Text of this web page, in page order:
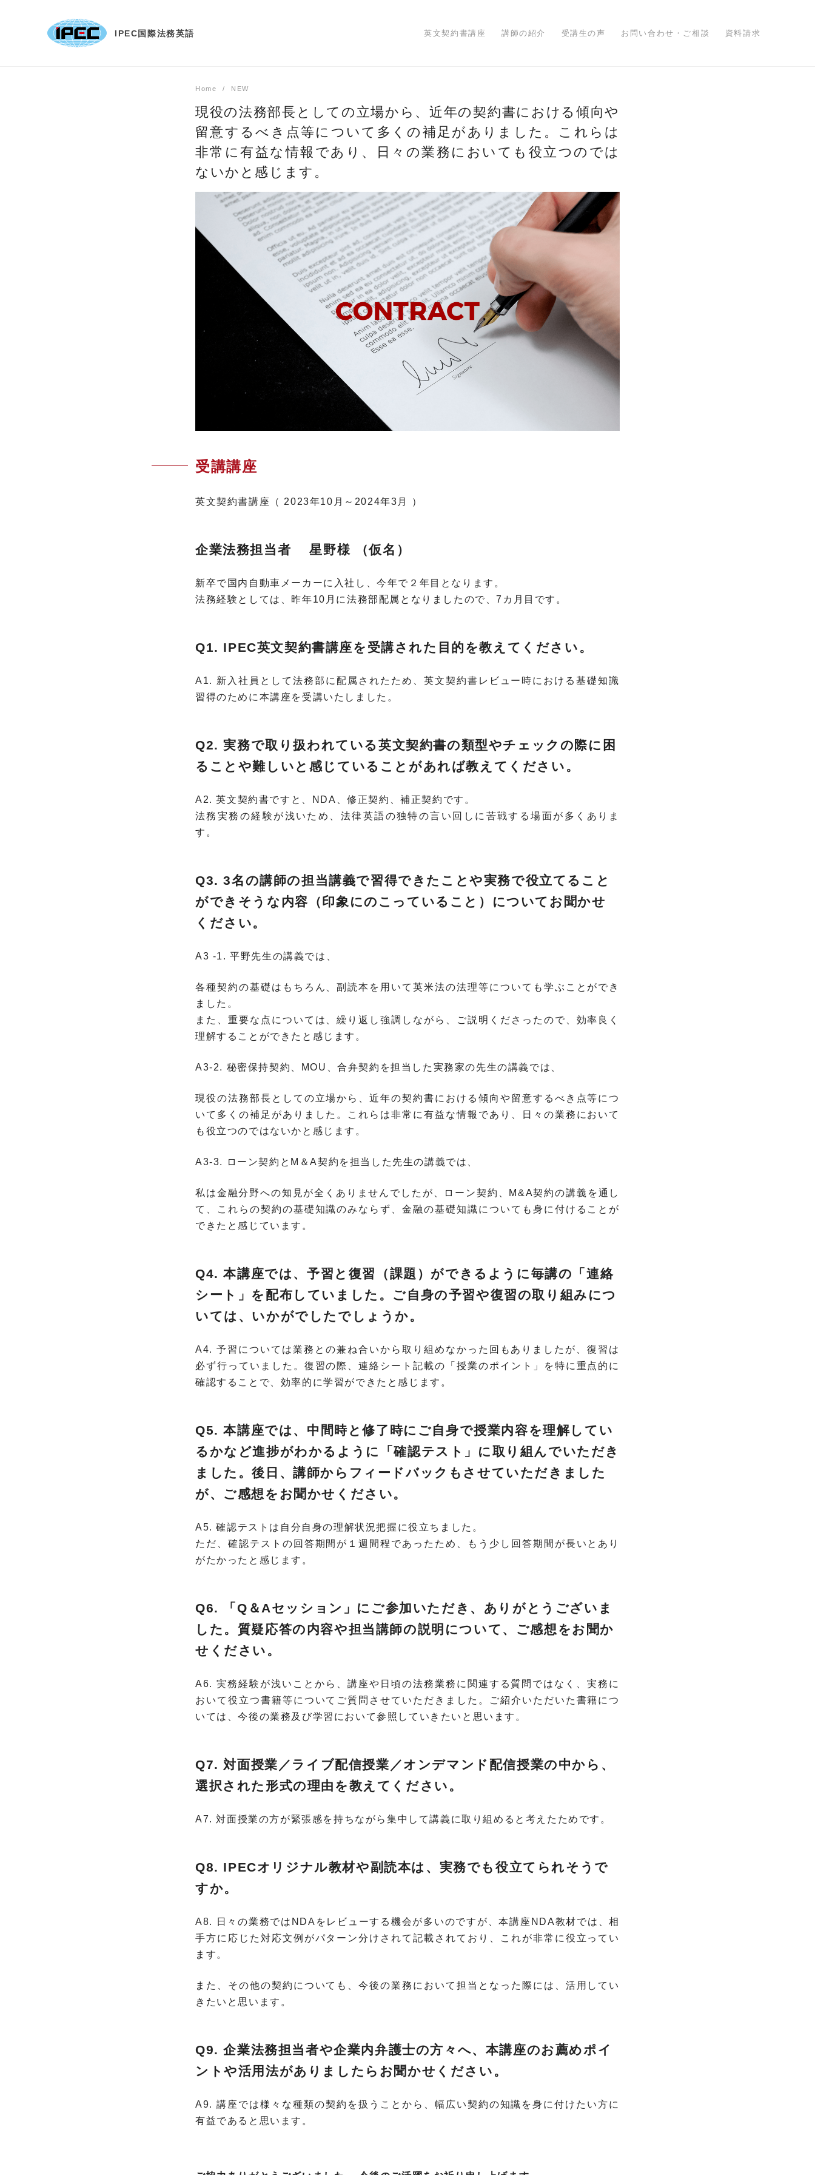
IPEC国際法務英語 英文契約書講座 講師の紹介 受講生の声 お問い合わせ・ご相談 資料請求
Home NEW
現役の法務部長としての立場から、近年の契約書における傾向や
留意するべき点等について多くの補足がありました。これらは
非常に有益な情報であり、日々の業務においても役立つのでは
ないかと感じます。
受講講座
英文契約書講座（ 2023年10月～2024年3月 ）
企業法務担当者 星野様 （仮名）
新卒で国内自動車メーカーに入社し、今年で２年目となります。
法務経験としては、昨年10月に法務部配属となりましたので、7カ月目です。
Q1. IPEC英文契約書講座を受講された目的を教えてください。
A1. 新入社員として法務部に配属されたため、英文契約書レビュー時における基礎知識
習得のために本講座を受講いたしました。
Q2.実務で取り扱われている英文契約書の類型やチェックの際に困
ることや難しいと感じていることがあれば教えてください。
A2. 英文契約書ですと、NDA、修正契約、補正契約です。
法務実務の経験が浅いため、法律英語の独特の言い回しに苦戦する場面が多くありま
す。
Q3. 3名の講師の担当講義で習得できたことや実務で役立てること
ができそうな内容（印象にのこっていること）についてお聞かせ
ください。
A3 -1. 平野先生の講義では、
各種契約の基礎はもちろん、副読本を用いて英米法の法理等についても学ぶことができ
ました。
また、重要な点については、繰り返し強調しながら、ご説明くださったので、効率良く
理解することができたと感じます。
A3-2. 秘密保持契約、MOU、合弁契約を担当した実務家の先生の講義では、
現役の法務部長としての立場から、近年の契約書における傾向や留意するべき点等につ
いて多くの補足がありました。これらは非常に有益な情報であり、日々の業務において
も役立つのではないかと感じます。
A3-3. ローン契約とM＆A契約を担当した先生の講義では、
私は金融分野への知見が全くありませんでしたが、ローン契約、M&A契約の講義を通し
て、これらの契約の基礎知識のみならず、金融の基礎知識についても身に付けることが
できたと感じています。
Q4. 本講座では、予習と復習（課題）ができるように毎講の
「連絡
シート」 を配布していました。ご自身の予習や復習の取り組みにつ
いては、いかがでしたでしょうか。
A4. 予習については業務との兼ね合いから取り組めなかった回もありましたが、復習は
必ず行っていました。復習の際、連絡シート記載の「授業のポイント」を特に重点的に
確認することで、効率的に学習ができたと感じます。
Q5.本講座では、中間時と修了時にご自身で授業内容を理解してい
るかなど進捗がわかるように「確認テスト」に取り組んでいただき
ました。後日、講師からフィードバックもさせていただきました
が、ご感想をお聞かせください。
A5. 確認テストは自分自身の理解状況把握に役立ちました。
ただ、確認テストの回答期間が１週間程であったため、もう少し回答期間が長いとあり
がたかったと感じます。
Q6. 「Q＆Aセッション」にご参加いただき、ありがとうございま
した。質疑応答の内容や担当講師の説明について、ご感想をお聞か
せください。
A6. 実務経験が浅いことから、講座や日頃の法務業務に関連する質問ではなく、実務に
おいて役立つ書籍等についてご質問させていただきました。ご紹介いただいた書籍につ
いては、今後の業務及び学習において参照していきたいと思います。
Q7. 対面授業／ライブ配信授業／オンデマンド配信授業の中から、
選択された形式の理由を教えてください。
A7. 対面授業の方が緊張感を持ちながら集中して講義に取り組めると考えたためです。
Q8. IPECオリジナル教材や副読本は、実務でも役立てられそうで
すか。
A8. 日々の業務ではNDAをレビューする機会が多いのですが、本講座NDA教材では、相
手方に応じた対応文例がパターン分けされて記載されており、これが非常に役立ってい
ます。
また、その他の契約についても、今後の業務において担当となった際には、活用してい
きたいと思います。
Q9. 企業法務担当者や企業内弁護士の方々へ、本講座のお薦めポイ
ントや活用法がありましたらお聞かせください。
A9. 講座では様々な種類の契約を扱うことから、幅広い契約の知識を身に付けたい方に
有益であると思います。